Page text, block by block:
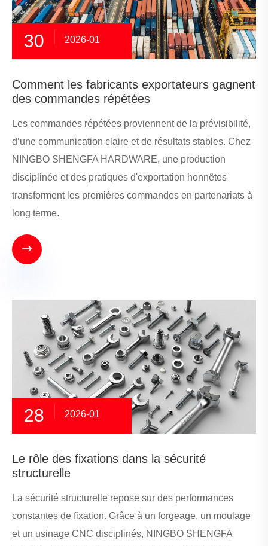
30 2026-01
Comment les fabricants exportateurs gagnent
des commandes répétées
Les commandes répétées proviennent de la prévisibilité,
d’une communication claire et de résultats stables. Chez
NINGBO SHENGFA HARDWARE, une production
disciplinée et des pratiques d'exportation honnêtes
transforment les premières commandes en partenariats à
long terme.

28 2026-01
Le rôle des fixations dans la sécurité
structurelle
La sécurité structurelle repose sur des performances
constantes de fixation. Grâce à un forgeage, un moulage
et un usinage CNC disciplinés, NINGBO SHENGFA